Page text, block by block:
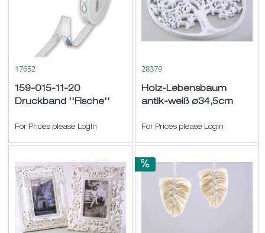
17652
159-015-11-20
Druckband ''Fische''
For Prices please LogIn
28379
Holz-Lebensbaum
antik-weiß ø34,5cm
For Prices please LogIn